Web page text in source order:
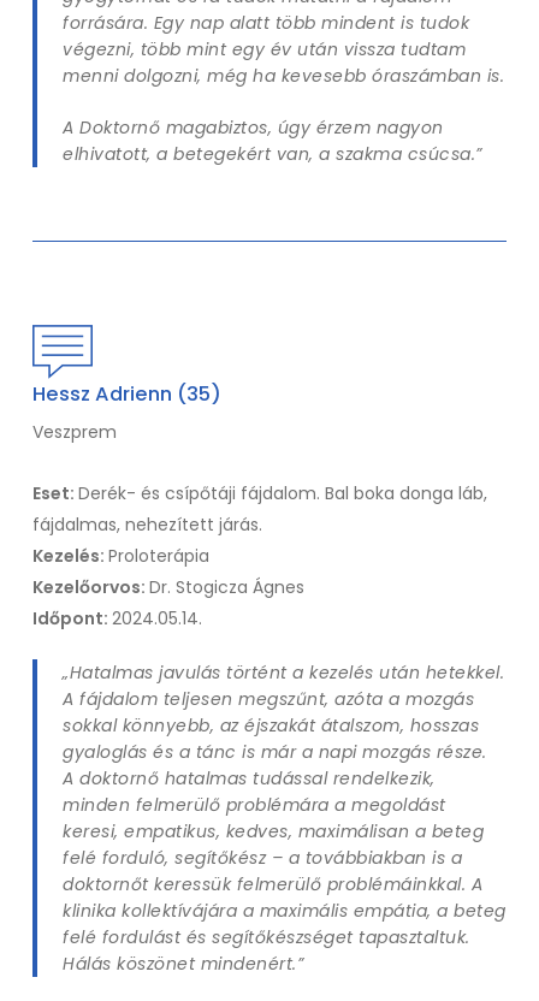
forrására. Egy nap alatt több mindent is tudok
végezni, több mint egy év után vissza tudtam
menni dolgozni, még ha kevesebb óraszámban is.
A Doktornő magabiztos, úgy érzem nagyon
elhivatott, a betegekért van, a szakma csúcsa.”
Hessz Adrienn (35)
Veszprem
Eset:Derék- és csípőtáji fájdalom. Bal boka donga láb,
fájdalmas, nehezített járás.
Kezelés:Proloterápia
Kezelőorvos:Dr. Stogicza Ágnes
Időpont:2024.05.14.
„Hatalmas javulás történt a kezelés után hetekkel.
A fájdalom teljesen megszűnt, azóta a mozgás
sokkal könnyebb, az éjszakát átalszom, hosszas
gyaloglás és a tánc is már a napi mozgás része.
A doktornő hatalmas tudással rendelkezik,
minden felmerülő problémára a megoldást
keresi, empatikus, kedves, maximálisan a beteg
felé forduló, segítőkész – a továbbiakban is a
doktornőt keressük felmerülő problémáinkkal. A
klinika kollektívájára a maximális empátia, a beteg
felé fordulást és segítőkészséget tapasztaltuk.
Hálás köszönet mindenért.”